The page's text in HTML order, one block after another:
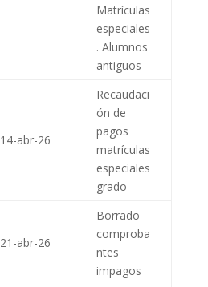
Matrículas
especiales
. Alumnos
antiguos
14-abr-26
Recaudaci
ón de
pagos
matrículas
especiales
grado
21-abr-26
Borrado
comproba
ntes
impagos